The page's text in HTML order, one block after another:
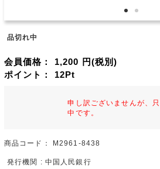
品切れ中
会員価格： 1,200 円(税別)
ポイント： 12Pt
申し訳ございませんが、
中です。
商品コード： M2961-8438
発行機関 : 中国人民銀行